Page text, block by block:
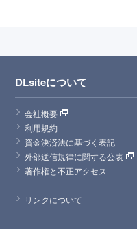
DLsiteについて
会社概要
利用規約
資金決済法に基づく表記
外部送信規律に関する公表
著作権と不正アクセス
リンクについて